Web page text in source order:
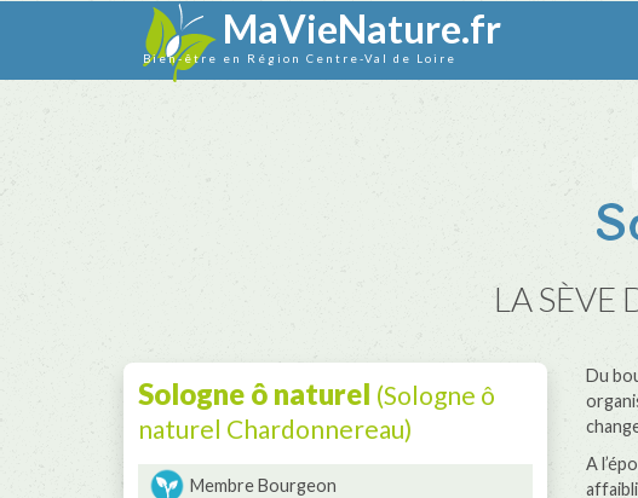
MaVieNature.fr
Bien-être en Région Centre-Val de Loire
LA SÈVE
Sologne ô naturel (Sologne ô
naturel Chardonnereau)
Membre Bourgeon
Du
A